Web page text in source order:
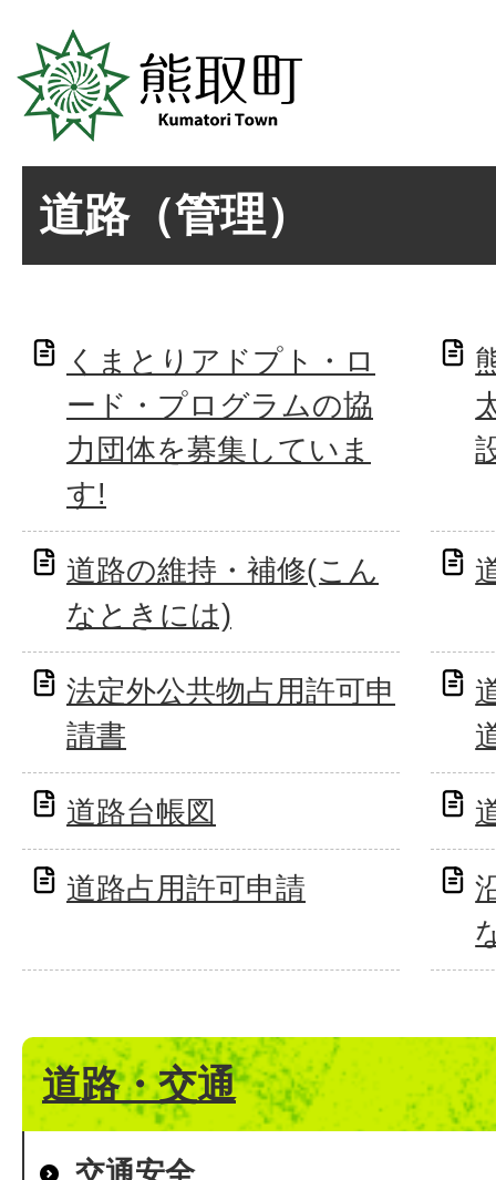
道路（管理）
くまとりアドプト・ロ
ード・プログラムの協
力団体を募集していま
す!
道路の維持・補修(こん
なときには)
法定外公共物占用許可申
請書
道路台帳図
道路占用許可申請
道路・交通
交通安全